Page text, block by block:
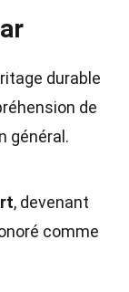
durable
de
général.
, devenant
comme